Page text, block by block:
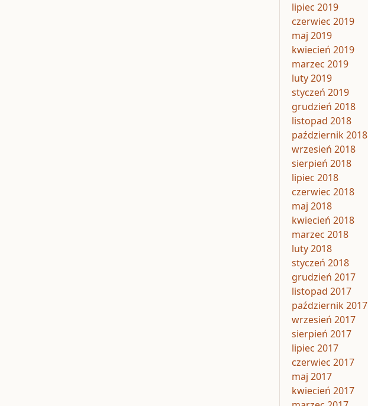
lipiec 2019
czerwiec 2019
maj 2019
kwiecień 2019
marzec 2019
luty 2019
styczeń 2019
grudzień 2018
listopad 2018
październik 2018
wrzesień 2018
sierpień 2018
lipiec 2018
czerwiec 2018
maj 2018
kwiecień 2018
marzec 2018
luty 2018
styczeń 2018
grudzień 2017
listopad 2017
październik 2017
wrzesień 2017
sierpień 2017
lipiec 2017
czerwiec 2017
maj 2017
kwiecień 2017